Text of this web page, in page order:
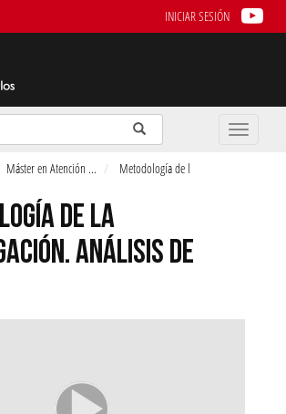
INICIAR SESIÓN
Enviar
Buscar
Toggle
Máster en Atención ... Metodología de l
DE LA
ANÁLISIS DE